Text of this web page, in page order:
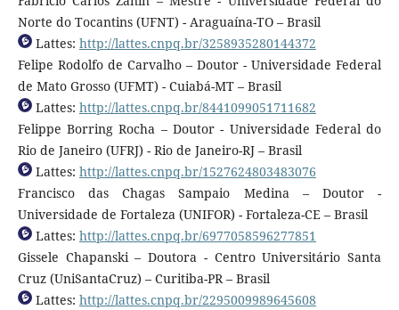
Norte do Tocantins (UFNT) - Araguaína-TO – Brasil
Lattes: http://lattes.cnpq.br/3258935280144372
Felipe Rodolfo de Carvalho – Doutor - Universidade Federal
de Mato Grosso (UFMT) - Cuiabá-MT – Brasil
Lattes: http://lattes.cnpq.br/8441099051711682
Felippe Borring Rocha – Doutor - Universidade Federal do
Rio de Janeiro (UFRJ) - Rio de Janeiro-RJ – Brasil
Lattes: http://lattes.cnpq.br/1527624803483076
Francisco das Chagas Sampaio Medina – Doutor -
Universidade de Fortaleza (UNIFOR) - Fortaleza-CE – Brasil
Lattes: http://lattes.cnpq.br/6977058596277851
Gissele Chapanski – Doutora - Centro Universitário Santa
Cruz (UniSantaCruz) – Curitiba-PR – Brasil
Lattes: http://lattes.cnpq.br/2295009989645608